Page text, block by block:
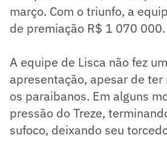
março. Com o triunfo, a
de premiação R$ 1 070 000.
A equipe de Lisca não fez
apresentação, apesar de
os paraibanos. Em alguns
pressão do Treze,
sufoco, deixando seu